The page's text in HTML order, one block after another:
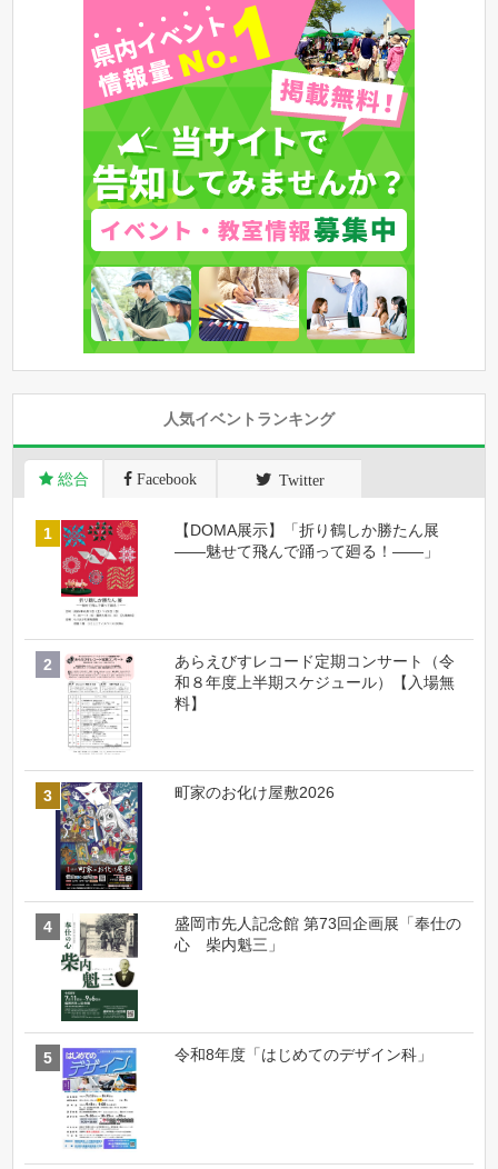
人気イベントランキング
総合 Facebook Twitter
【DOMA展示】「折り鶴しか勝たん展
――魅せて飛んで踊って廻る！――」
あらえびすレコード定期コンサート（令
和８年度上半期スケジュール）【入場無
料】
町家のお化け屋敷2026
盛岡市先人記念館 第73回企画展「奉仕の
心 柴内魁三」
令和8年度「はじめてのデザイン科」